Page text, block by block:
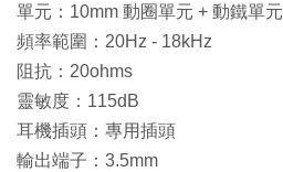
單元：10mm 動圈單元 + 動鐵單元
頻率範圍：20Hz - 18kHz
阻抗：20ohms
靈敏度：115dB
耳機插頭：專用插頭
輸出端子：3.5mm